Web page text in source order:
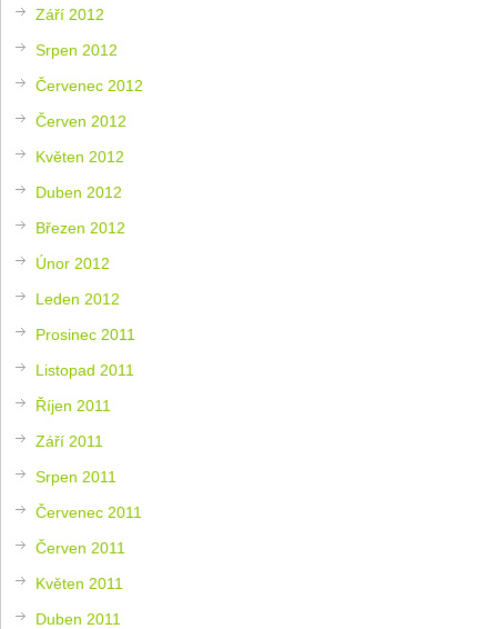
Září 2012
Srpen 2012
Červenec 2012
Červen 2012
Květen 2012
Duben 2012
Březen 2012
Únor 2012
Leden 2012
Prosinec 2011
Listopad 2011
Říjen 2011
Září 2011
Srpen 2011
Červenec 2011
Červen 2011
Květen 2011
Duben 2011